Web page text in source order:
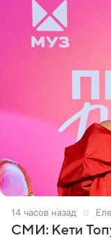
14 часов назад
СМИ: Кети